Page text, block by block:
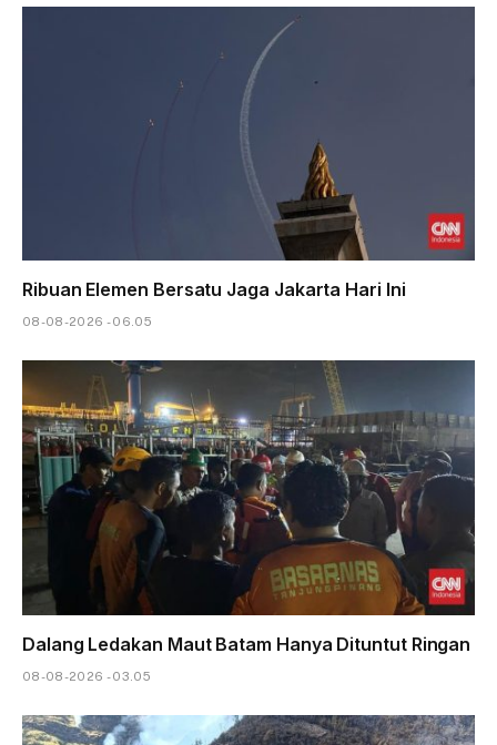
Ribuan Elemen Bersatu Jaga Jakarta Hari Ini
08-08-2026 - 06.05
Dalang Ledakan Maut Batam Hanya Dituntut Ringan
08-08-2026 - 03.05